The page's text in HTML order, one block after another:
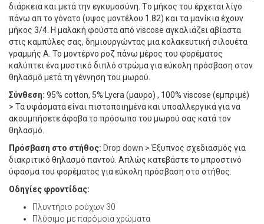
διάρκεια και μετά την εγκυμοσύνη. Tο μήκος του έρχεται λίγο
πάνω απ το γόνατο (υψος μοντέλου 1.82) και τα μανίκια έχουν
μήκος 3/4. Η μαλακή φούστα από viscose αγκαλιάζει αβίαστα
στις καμπύλες σας, δημιουργώντας μια κολακευτική σιλουέτα
γραμμής Α. Το μοντέρνο ροζ πάνω μέρος του φορέματος
καλύπτει ένα μυστικό διπλό στρώμα για εύκολη πρόσβαση στον
θηλασμό μετά τη γέννηση του μωρού.
Σύνθεση: 95% cotton, 5% Lycra (μαυρο) , 100% viscose (εμπριμέ)
> Τα υφάσματα είναι πιστοποιημένα και υποαλλεργικά για να
ακουμπήσετε άφοβα το πρόσωπο του μωρού σας κατά τον
θηλασμό.
Πρόσβαση στο στήθος: Drop down > Έξυπνος σχεδιασμός για
διακριτικό θηλασμό παντού. Απλώς κατεβάστε το μπροστινό
ύφασμα του φορέματος για εύκολη πρόσβαση στο στήθος.
Οδηγίες φροντίδας:
Πλυντήριο ρούχων 30
Πλύσιμο με παρόμοια χρώματα